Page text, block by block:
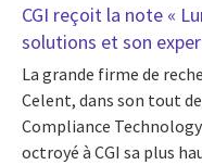
CGI reçoit la note «
solutions et son
La grande firme de
Celent, dans son tout
Compliance
octroyé à CGI sa plus